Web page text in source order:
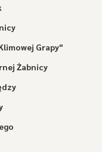
Grapy"
Żabnicy